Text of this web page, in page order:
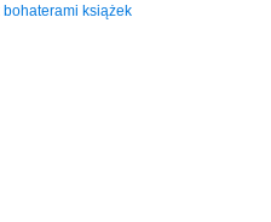
książek